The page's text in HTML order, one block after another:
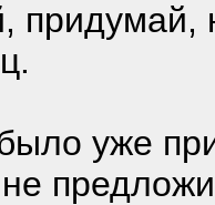
придумай,
уже
не